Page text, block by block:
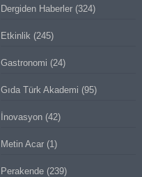
Dergiden Haberler (324)
Etkinlik (245)
Gastronomi (24)
Gıda Türk Akademi (95)
İnovasyon (42)
Metin Acar (1)
Perakende (239)